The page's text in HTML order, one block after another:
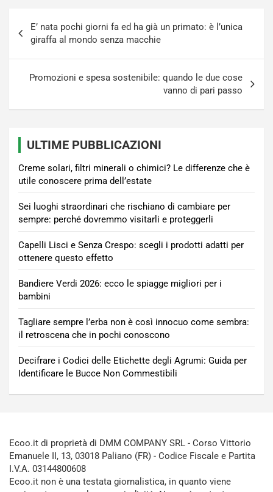
articoli
E’ nata pochi giorni fa ed ha già un primato: è l’unica
giraffa al mondo senza macchie
Promozioni e spesa sostenibile: quando le due cose
vanno di pari passo
ULTIME PUBBLICAZIONI
Creme solari, filtri minerali o chimici? Le differenze che è
utile conoscere prima dell’estate
Sei luoghi straordinari che rischiano di cambiare per
sempre: perché dovremmo visitarli e proteggerli
Capelli Lisci e Senza Crespo: scegli i prodotti adatti per
ottenere questo effetto
Bandiere Verdi 2026: ecco le spiagge migliori per i
bambini
Tagliare sempre l’erba non è così innocuo come sembra:
il retroscena che in pochi conoscono
Decifrare i Codici delle Etichette degli Agrumi: Guida per
Identificare le Bucce Non Commestibili
Ecoo.it di proprietà di DMM COMPANY SRL - Corso Vittorio
Emanuele II, 13, 03018 Paliano (FR) - Codice Fiscale e Partita
I.V.A. 03144800608
Ecoo.it non è una testata giornalistica, in quanto viene